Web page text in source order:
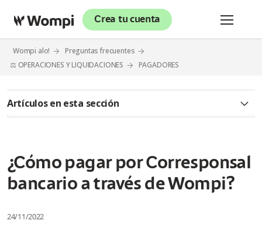
Crea tu cuenta
Wompi alo!
Preguntas frecuentes
⚖️ OPERACIONES Y LIQUIDACIONES
PAGADORES
Artículos en esta sección
Al momento de realizar mi pago por Nequi, ¿Debo ingresar
mi número de celular o el número del comercio a quien le
estoy realizando la compra?
¿Cómo pagar por Corresponsal
bancario a través de Wompi?
24/11/2022